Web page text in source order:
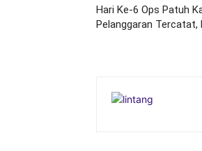
Hari Ke-6 Ops Patuh
Pelanggaran Tercatat,